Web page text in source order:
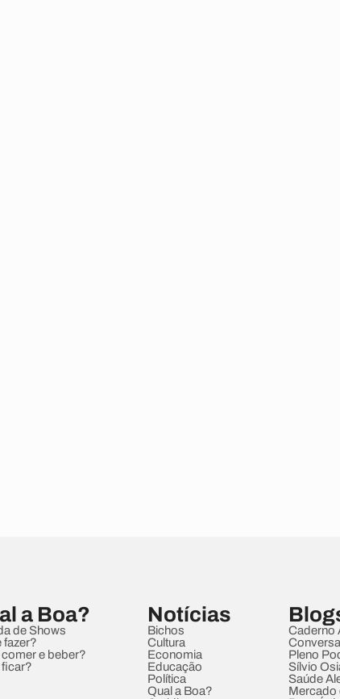
a Boa?
de Shows
fazer?
e beber?
Notícias
Bichos
Cultura
Economia
Educação
Política
Qual a Boa?
Caderno
Pleno
Sílvio
Saúde
Mercado